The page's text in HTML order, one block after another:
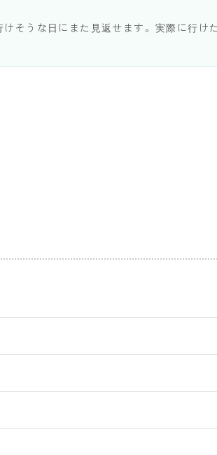
そうな日にまた見返せます。実際に行け